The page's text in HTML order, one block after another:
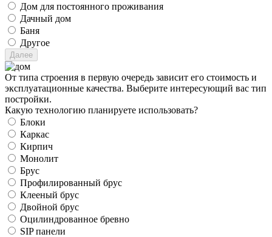
Дом для постоянного проживания
Дачный дом
Баня
Другое
От типа строения в первую очередь зависит его стоимость и
эксплуатационные качества. Выберите интересующий вас тип
постройки.
Какую технологию планируете использовать?
Блоки
Каркас
Кирпич
Монолит
Брус
Профилированный брус
Клееный брус
Двойной брус
Оцилиндрованное бревно
SIP панели